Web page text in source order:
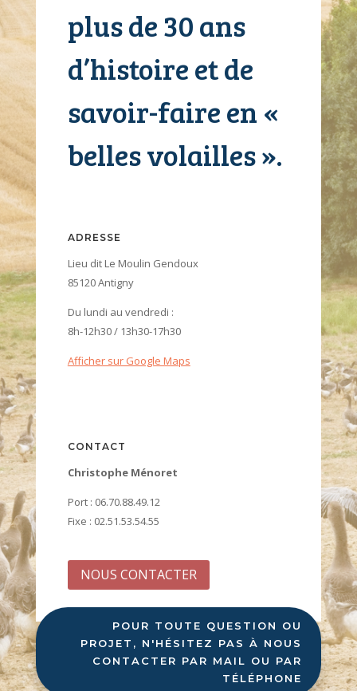
plus de 30 ans
d’histoire et de
savoir-faire en «
belles volailles ».
ADRESSE
Lieu dit Le Moulin Gendoux
85120 Antigny
Du lundi au vendredi :
8h-12h30 / 13h30-17h30
Afficher sur Google Maps
CONTACT
Christophe Ménoret
Port : 06.70.88.49.12
Fixe : 02.51.53.54.55
NOUS CONTACTER
POUR TOUTE QUESTION OU
PROJET, N'HÉSITEZ PAS À NOUS
CONTACTER PAR MAIL OU PAR
TÉLÉPHONE